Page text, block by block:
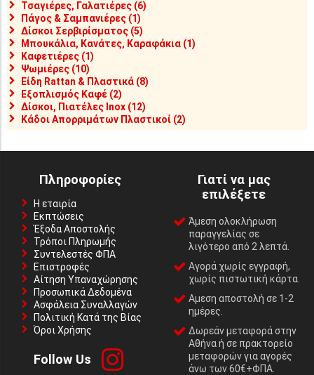
Τσαγιέρες, Γαλατιέρες (6)
Πάγος & Σαμπανιέρες (1)
Δίσκοι Σερβιρίσματος (5)
Μπουκάλια, Κανάτες, Καραφάκια (1)
Καφετιέρες (1)
Ψωμιέρες (10)
Είδη Rattan & Πλαστικά (8)
Εξοπλισμός Καφέ (2)
Δίσκοι, Πιατέλες Inox (12)
Κάδοι Απορριμάτων Πλαστικοί (2)
Πληροφορίες
Η εταιρία
Εκπτώσεις
Έξοδα Αποστολής
Τρόποι Πληρωμής
Συντελεστές ΦΠΑ
Επιστροφές
Αίτηση Υπαναχώρησης
Προσωπικά Δεδομένα
Ασφάλεια Συναλλαγών
Πολιτική Κατά της Βίας
Όροι Χρήσης
Follow Us
Γιατί να μας
επιλέξετε
Άμεση ολοκλήρωση
παραγγελίας σε
λιγότερο από 2 λεπτά.
Αγορά χωρίς εγγραφή,
χωρίς πιστωτική κάρτα.
Αμεση αποστολή σε 1-2
ημέρες.
Δωρεάν μεταφορά στην
Αθήνα ή σε πρακτορείο
μεταφορών για αγορές
άνω των 60€+ΦΠΑ.